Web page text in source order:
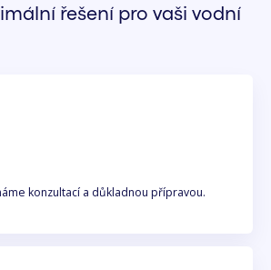
řešení pro vaši vodní
konzultací a důkladnou přípravou.